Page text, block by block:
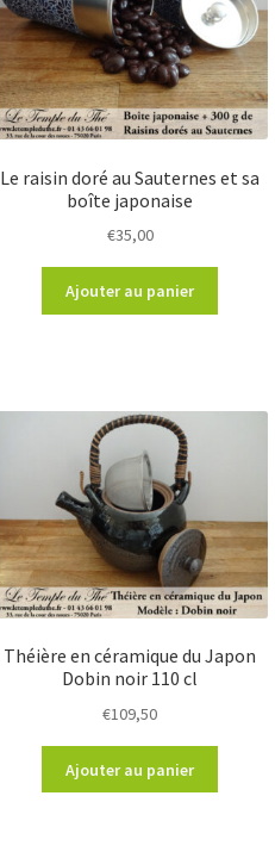
Le raisin doré au Sauternes et sa
boîte japonaise
€35,00
Ajouter au panier
Théière en céramique du Japon
Dobin noir 110 cl
€109,50
Ajouter au panier